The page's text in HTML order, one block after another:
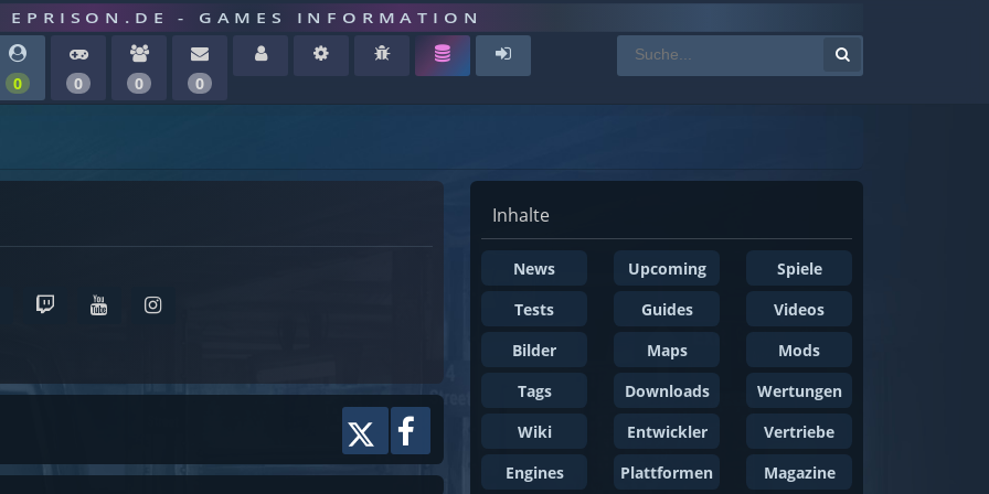
EPRISON.DE - GAMES INFORMATION
0 0 0 0
Inhalte
News Upcoming
Spiele
Tests
Guides
Videos
Bilder
Maps
Mods
Tags
Downloads
Wertungen
Wiki
Entwickler
Vertriebe
Engines
Plattformen Magazine